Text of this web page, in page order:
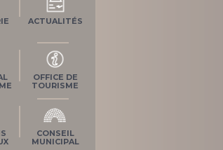
ACTUALITÉS
OFFICE DE
TOURISME
CONSEIL
MUNICIPAL